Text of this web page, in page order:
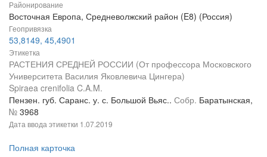
Районирование
Восточная Европа, Средневолжский район (E8) (Россия)
Геопривязка
53,8149, 45,4901
Этикетка
РАСТЕНИЯ СРЕДНЕЙ РОССИИ (От профессора Московского
Университета Василия Яковлевича Цингера)
Spiraea crenifolia C.A.M.
Пензен. губ. Саранс. у. с. Большой Вьяс.. Собр. Баратынская,
№ 3968
Дата ввода этикетки 1.07.2019
Полная карточка